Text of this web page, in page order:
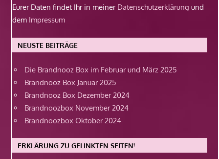
Eurer Daten findet Ihr in meiner Datenschutzerklärung und
dem Impressum
NEUSTE BEITRÄGE
Die Brandnooz Box im Februar und März 2025
Brandnooz Box Januar 2025
Brandnooz Box Dezember 2024
Brandnoozbox November 2024
Brandnoozbox Oktober 2024
ERKLÄRUNG ZU GELINKTEN SEITEN!